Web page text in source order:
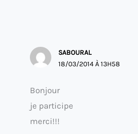
SABOURAL
18/03/2014 À 13H58
Bonjour
je participe
merci!!!